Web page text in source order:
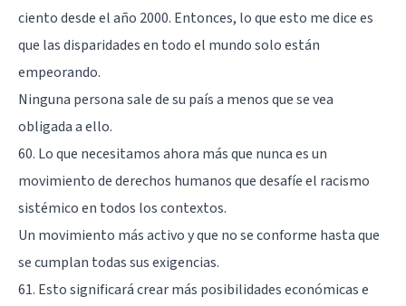
ciento desde el año 2000. Entonces, lo que esto me dice es
que las disparidades en todo el mundo solo están
empeorando.
Ninguna persona sale de su país a menos que se vea
obligada a ello.
60. Lo que necesitamos ahora más que nunca es un
movimiento de derechos humanos que desafíe el racismo
sistémico en todos los contextos.
Un movimiento más activo y que no se conforme hasta que
se cumplan todas sus exigencias.
61. Esto significará crear más posibilidades económicas e